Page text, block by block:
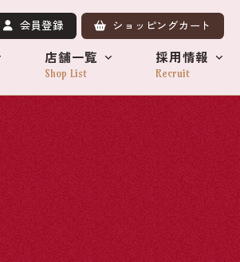
会員登録 ショッピングカート
店舗一覧
Shop List
採用情報
Recruit